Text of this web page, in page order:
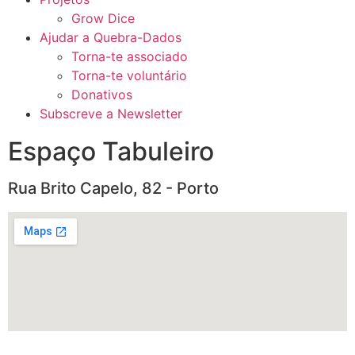
Grow Dice
Ajudar a Quebra-Dados
Torna-te associado
Torna-te voluntário
Donativos
Subscreve a Newsletter
Espaço Tabuleiro
Rua Brito Capelo, 82 - Porto